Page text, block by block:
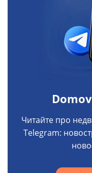
Читайте про
Telegram: